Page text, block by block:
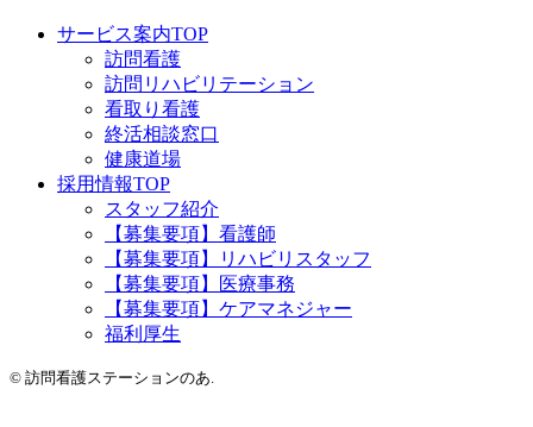
サービス案内TOP
訪問看護
訪問リハビリテーション
看取り看護
終活相談窓口
健康道場
採用情報TOP
スタッフ紹介
【募集要項】看護師
【募集要項】リハビリスタッフ
【募集要項】医療事務
【募集要項】ケアマネジャー
福利厚生
© 訪問看護ステーションのあ.